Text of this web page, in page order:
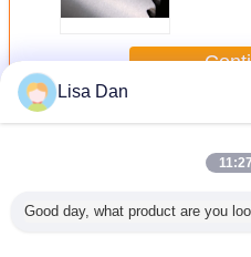
PlusLa circulaire de CTT
Lisa Dan
Good day, what product are you